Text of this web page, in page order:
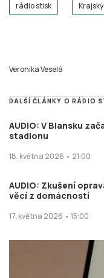
rádio stisk
Veronika Veselá
DALŠÍ ČLÁNKY O RÁDIO
AUDIO: V Blansku
stadionu
18. května 2026 • 21:00
AUDIO: Zkušení
věcí z domácností
17. května 2026 • 15:00